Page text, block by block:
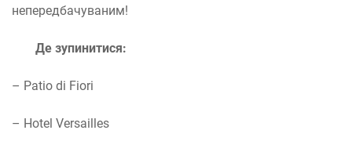
непередбачуваним!
Де зупинитися:
– Patio di Fiori
– Hotel Versailles